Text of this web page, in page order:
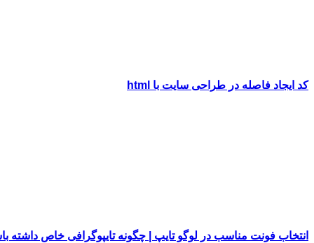
کد ایجاد فاصله در طراحی سایت با html
انتخاب فونت مناسب در لوگو تایپ | چگونه تایپوگرافی خاص داشته